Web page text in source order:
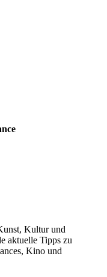
Kultur und
aktuelle Tipps zu
Kino und